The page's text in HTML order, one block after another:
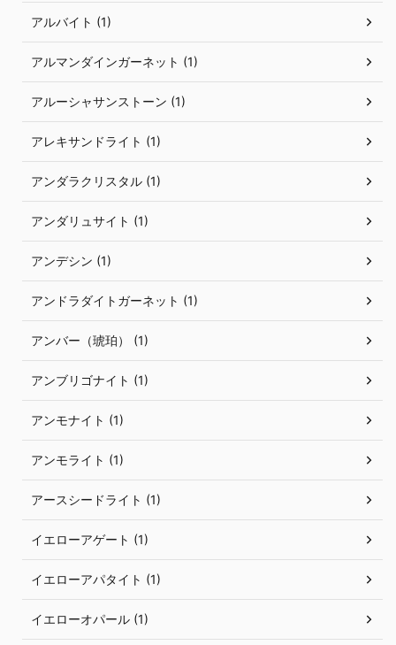
アルバイト (1)
アルマンダインガーネット (1)
アルーシャサンストーン (1)
アレキサンドライト (1)
アンダラクリスタル (1)
アンダリュサイト (1)
アンデシン (1)
アンドラダイトガーネット (1)
アンバー（琥珀） (1)
アンブリゴナイト (1)
アンモナイト (1)
アンモライト (1)
アースシードライト (1)
イエローアゲート (1)
イエローアパタイト (1)
イエローオパール (1)